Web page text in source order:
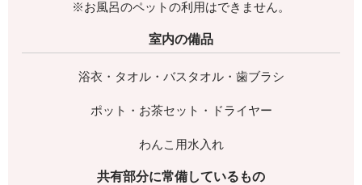
※お風呂のペットの利用はできません。
室内の備品
浴衣・タオル・バスタオル・歯ブラシ
ポット・お茶セット・ドライヤー
わんこ用水入れ
共有部分に常備しているもの